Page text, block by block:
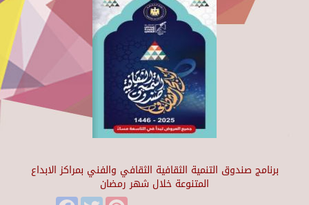
برنامج صندوق التنمية الثقافية الثقافي والفني بمراكز الابداع
المتنوعة خلال شهر رمضان